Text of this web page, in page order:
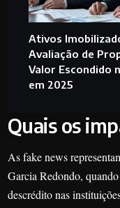
Ativos
Avaliação de
Valor Escondido
em 2025
Quais os
As fake news
Garcia Redondo,
descrédito nas